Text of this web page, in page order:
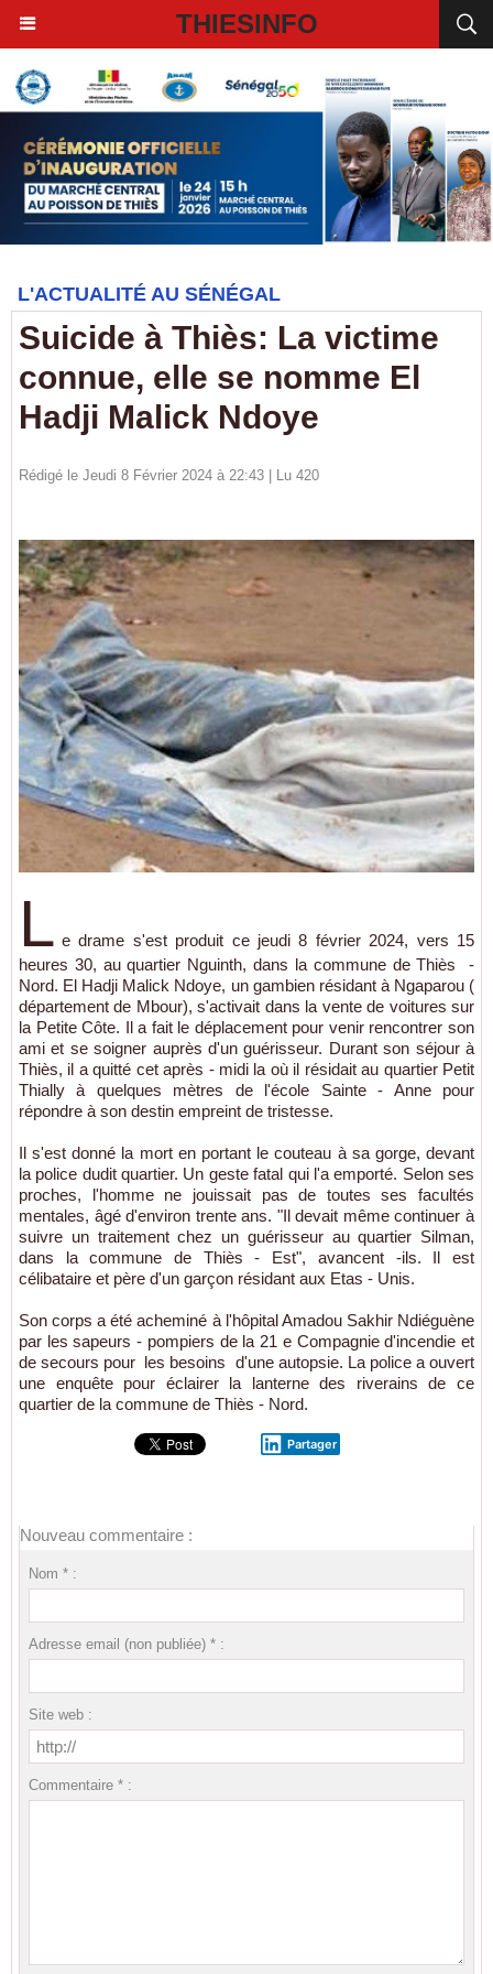
THIESINFO
L'ACTUALITÉ AU SÉNÉGAL
Suicide à Thiès: La victime
connue, elle se nomme El
Hadji Malick Ndoye
Rédigé le Jeudi 8 Février 2024 à 22:43 | Lu 420
L e drame s'est produit ce jeudi 8 février 2024, vers 15
heures 30, au quartier Nguinth, dans la commune de Thiès -
Nord. El Hadji Malick Ndoye, un gambien résidant à Ngaparou (
département de Mbour), s'activait dans la vente de voitures sur
la Petite Côte. Il a fait le déplacement pour venir rencontrer son
ami et se soigner auprès d'un guérisseur. Durant son séjour à
Thiès, il a quitté cet après - midi la où il résidait au quartier Petit
Thially à quelques mètres de l'école Sainte - Anne pour
répondre à son destin empreint de tristesse.
Il s'est donné la mort en portant le couteau à sa gorge, devant
la police dudit quartier. Un geste fatal qui l'a emporté. Selon ses
proches, l'homme ne jouissait pas de toutes ses facultés
mentales, âgé d'environ trente ans. "Il devait même continuer à
suivre un traitement chez un guérisseur au quartier Silman,
dans la commune de Thiès - Est", avancent -ils. Il est
célibataire et père d'un garçon résidant aux Etas - Unis.
Son corps a été acheminé à l'hôpital Amadou Sakhir Ndiéguène
par les sapeurs - pompiers de la 21 e Compagnie d'incendie et
de secours pour les besoins d'une autopsie. La police a ouvert
une enquête pour éclairer la lanterne des riverains de ce
quartier de la commune de Thiès - Nord.
Partager
Nouveau commentaire :
Nom * :
Adresse email (non publiée) * :
Site web :
Commentaire * :